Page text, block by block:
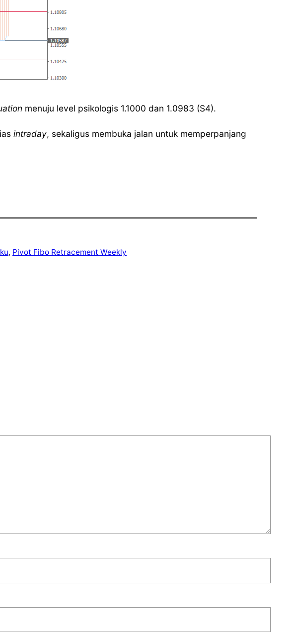
menuju level psikologis 1.1000 dan 1.0983 (S4).
intraday, sekaligus membuka jalan untuk memperpanjang
, Pivot Fibo Retracement Weekly